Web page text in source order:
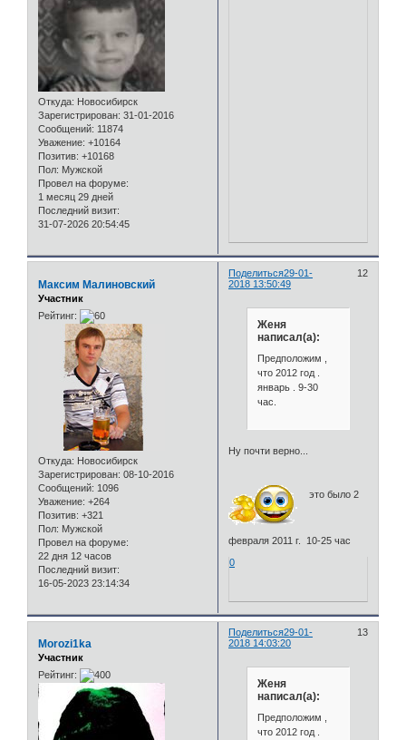
Откуда: Новосибирск
Зарегистрирован: 31-01-2016
Сообщений: 11874
Уважение: +10164
Позитив: +10168
Пол: Мужской
Провел на форуме:
1 месяц 29 дней
Последний визит:
31-07-2026 20:54:45
Поделиться 12
29-01-
2018 13:50:49
Максим Малиновский
Участник
Рейтинг:
Откуда: Новосибирск
Зарегистрирован: 08-10-2016
Сообщений: 1096
Уважение: +264
Позитив: +321
Пол: Мужской
Провел на форуме:
22 дня 12 часов
Последний визит:
16-05-2023 23:14:34
Женя
написал(а):
Предположим ,
что 2012 год .
январь . 9-30
час.
Ну почти верно...
это было 2
февраля 2011 г. 10-25 час
0
Поделиться 13
29-01-
2018 14:03:20
Morozi1ka
Участник
Рейтинг:
Женя
написал(а):
Предположим ,
что 2012 год .